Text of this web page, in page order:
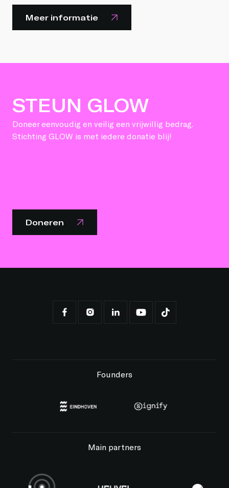
Meer informatie
STEUN GLOW
Doneer eenvoudig en veilig een vrijwillig bedrag.
Stichting GLOW is met iedere donatie blij!
Doneren
Founders
Main partners